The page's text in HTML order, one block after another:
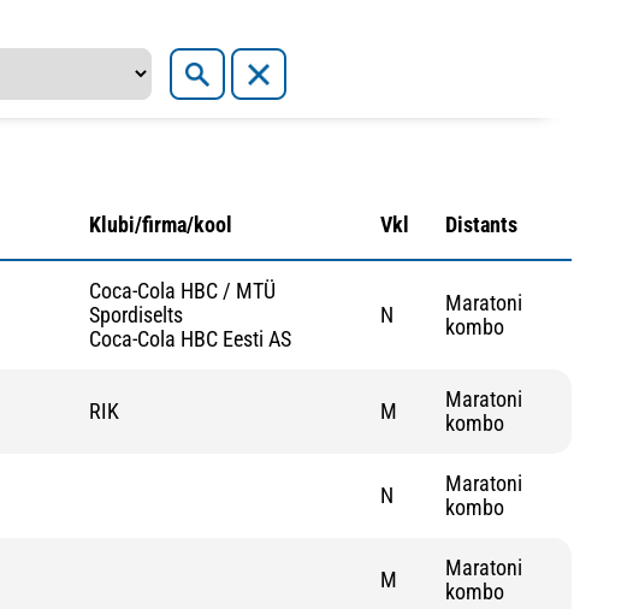
Klubi/firma/kool Vkl Distants
Coca-Cola HBC / MTÜ
Spordiselts
Coca-Cola HBC Eesti AS
N
Maratoni
kombo
RIK M
Maratoni
kombo
N
Maratoni
kombo
M
Maratoni
kombo